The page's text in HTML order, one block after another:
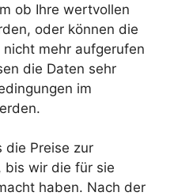
ob Ihre wertvollen
oder können die
mehr aufgerufen
die Daten sehr
im
die Preise zur
bis wir die für sie
haben. Nach der